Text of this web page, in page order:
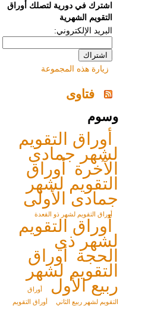
اشترك في دورية لتصلك أوراق
التقويم الشهرية
البريد الإلكتروني:
زيارة هذه المجموعة
فتاوى
وسوم
أوراق التقويم
لشهر جمادى
الآخرة أوراق
التقويم لشهر
جمادى الأولى
أوراق التقويم لشهر ذو القعدة
أوراق التقويم
لشهر ذي
الحجة أوراق
التقويم لشهر
ربيع الأول
أوراق
التقويم لشهر ربيع الثاني
أوراق التقويم